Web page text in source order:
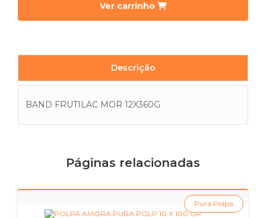
Ver carrinho
Descrição
BAND FRUTILAC MOR 12X360G
Páginas relacionadas
Pura Polpa